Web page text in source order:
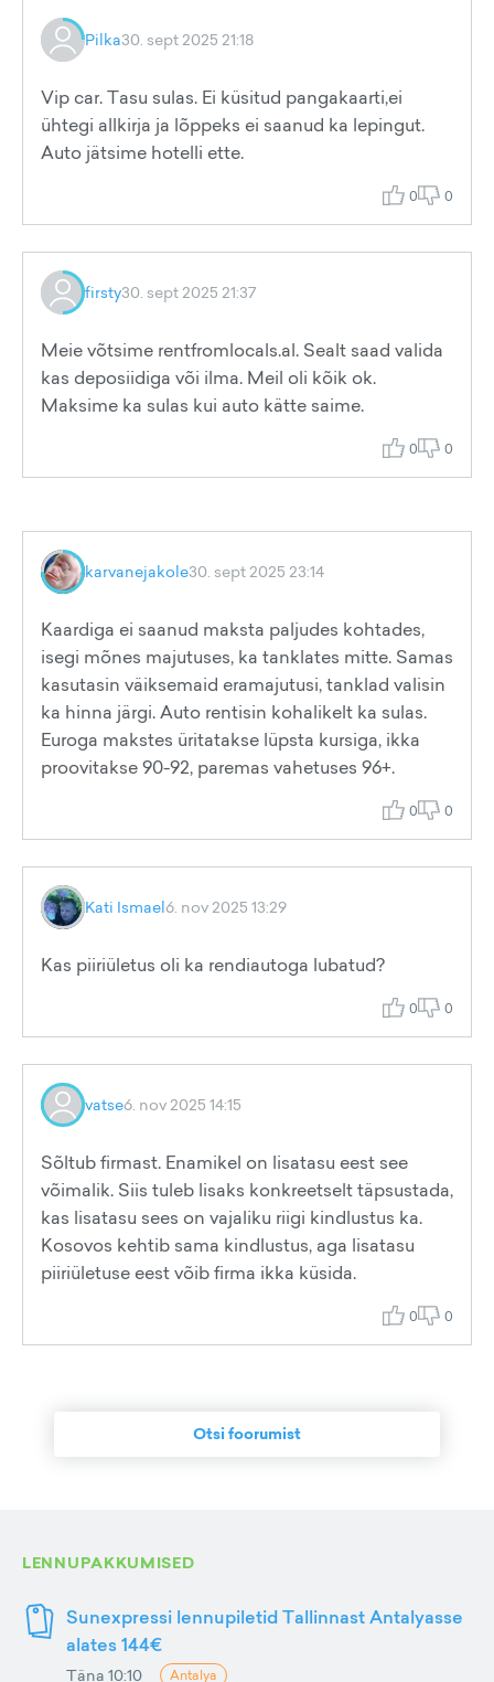
Pilka30. sept 2025 21:18
Vip car. Tasu sulas. Ei küsitud pangakaarti,ei
ühtegi allkirja ja lõppeks ei saanud ka lepingut.
Auto jätsime hotelli ette.
0 0
firsty30. sept 2025 21:37
Meie võtsime rentfromlocals.al. Sealt saad valida
kas deposiidiga või ilma. Meil oli kõik ok.
Maksime ka sulas kui auto kätte saime.
0 0
karvanejakole30. sept 2025 23:14
Kaardiga ei saanud maksta paljudes kohtades,
isegi mõnes majutuses, ka tanklates mitte. Samas
kasutasin väiksemaid eramajutusi, tanklad valisin
ka hinna järgi. Auto rentisin kohalikelt ka sulas.
Euroga makstes üritatakse lüpsta kursiga, ikka
proovitakse 90-92, paremas vahetuses 96+.
0 0
Kati Ismael6. nov 2025 13:29
Kas piiriületus oli ka rendiautoga lubatud?
0 0
vatse6. nov 2025 14:15
Sõltub firmast. Enamikel on lisatasu eest see
võimalik. Siis tuleb lisaks konkreetselt täpsustada,
kas lisatasu sees on vajaliku riigi kindlustus ka.
Kosovos kehtib sama kindlustus, aga lisatasu
piiriületuse eest võib firma ikka küsida.
0 0
Otsi foorumist
LENNUPAKKUMISED
Sunexpressi lennupiletid Tallinnast Antalyasse
alates 144€
Täna 10:10 Antalya